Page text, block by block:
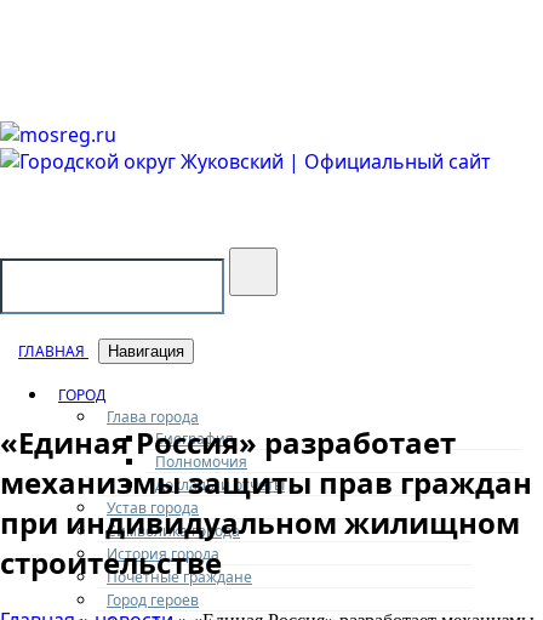
ГЛАВНАЯ Навигация
ГОРОД
Глава города
Биография
Полномочия
Доклады и отчеты
Устав города
Символика города
История города
Почетные граждане
Город героев
«Единая Россия» разработает
механизмы защиты прав граждан
при индивидуальном жилищном
строительстве